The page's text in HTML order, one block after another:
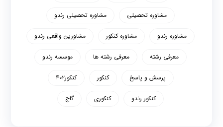
مشاوره تحصیلی مشاوره تحصیلی رندو
مشاوره رندو مشاوره کنکور مشاورین واقعی رندو
معرفی رشته معرفی رشته ها موسسه رندو
پرسش و پاسخ کنکور کنکور۴۰۲
کنکور رندو کنکوری گاج